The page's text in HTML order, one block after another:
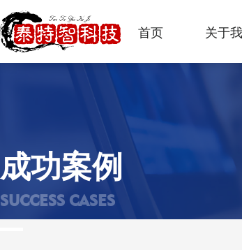
首页 关于
成功案例
SUCCESS CASES